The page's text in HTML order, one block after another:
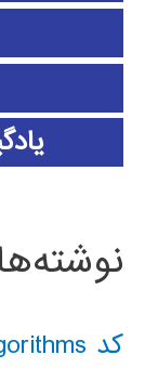
کد classical AI search algorithms